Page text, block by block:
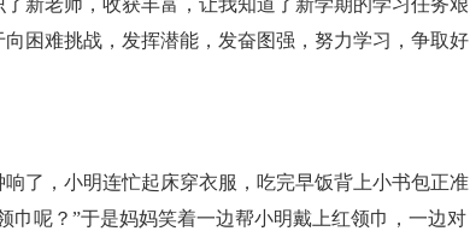
新老师，收获丰富，让我知道了新学期的学习任务艰
困难挑战，发挥潜能，发奋图强，努力学习，争取好
了，小明连忙起床穿衣服，吃完早饭背上小书包正准
巾呢？”于是妈妈笑着一边帮小明戴上红领巾，一边对